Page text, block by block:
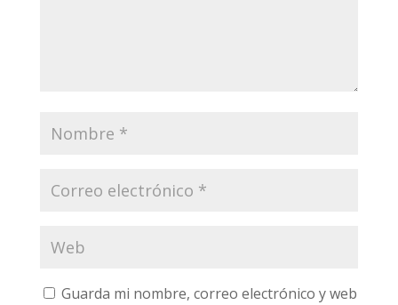
Guarda mi nombre, correo electrónico y web